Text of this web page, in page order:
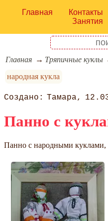
Главная Контакты
Занятия
Главная Тряпичные куклы
народная кукла
Тамара
Панно с
Панно с народными куклами,